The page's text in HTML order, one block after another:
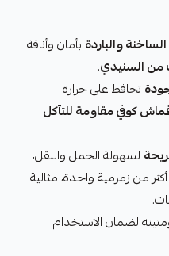
والباردة بأمان وأناقة
من السنيدي.
تحافظ على حرارة
كوفي مقاومة للتآكل
لسهولة الحمل والنقل،
من زمزمية واحدة، مثالية
لضمان الاستخدام